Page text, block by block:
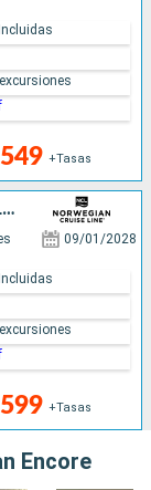
+Tasas
ESTADOS UNIDOS, MÉXICO, GUATEMALA, PUERTO RICO, PANAMÁ, COLOMBIA
09/01/2028
+Tasas
Encore